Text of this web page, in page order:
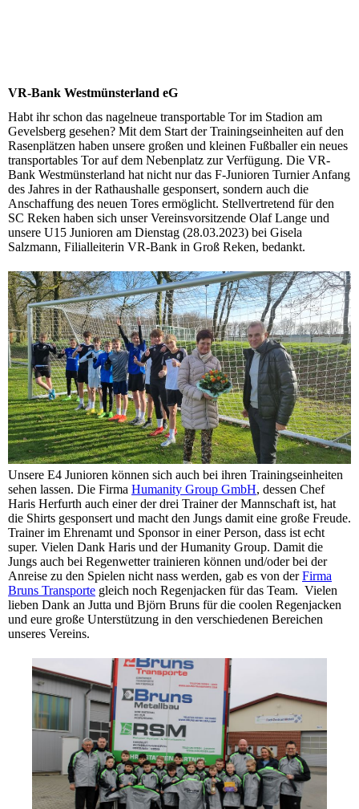
VR-Bank Westmünsterland eG
Habt ihr schon das nagelneue transportable Tor im Stadion am
Gevelsberg gesehen? Mit dem Start der Trainingseinheiten auf den
Rasenplätzen haben unsere großen und kleinen Fußballer ein neues
transportables Tor auf dem Nebenplatz zur Verfügung. Die VR-
Bank Westmünsterland hat nicht nur das F-Junioren Turnier Anfang
des Jahres in der Rathaushalle gesponsert, sondern auch die
Anschaffung des neuen Tores ermöglicht. Stellvertretend für den
SC Reken haben sich unser Vereinsvorsitzende Olaf Lange und
unsere U15 Junioren am Dienstag (28.03.2023) bei Gisela
Salzmann, Filialleiterin VR-Bank in Groß Reken, bedankt.
Unsere E4 Junioren können sich auch bei ihren Trainingseinheiten
sehen lassen. Die Firma Humanity Group GmbH, dessen Chef
Haris Herfurth auch einer der drei Trainer der Mannschaft ist, hat
die Shirts gesponsert und macht den Jungs damit eine große Freude.
Trainer im Ehrenamt und Sponsor in einer Person, dass ist echt
super. Vielen Dank Haris und der Humanity Group. Damit die
Jungs auch bei Regenwetter trainieren können und/oder bei der
Anreise zu den Spielen nicht nass werden, gab es von derFirma
Bruns Transporte gleich noch Regenjacken für das Team. Vielen
lieben Dank an Jutta und Björn Bruns für die coolen Regenjacken
und eure große Unterstützung in den verschiedenen Bereichen
unseres Vereins.